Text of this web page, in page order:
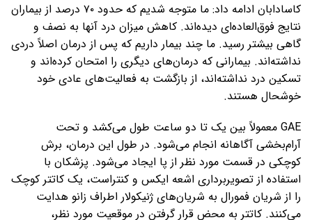
کاسادابان ادامه داد: ما متوجه شدیم که حدود ۷۰ درصد از بیماران
نتایج فوق‌العاده‌ای دیده‌اند. کاهش میزان درد آنها به نصف و
گاهی بیشتر رسید. ما چند بیمار داریم که پس از درمان اصلاً دردی
نداشته‌اند. بیمارانی که درمان‌های دیگری را امتحان کرده‌اند و
تسکین درد نداشته‌اند، از بازگشت به فعالیت‌های عادی خود
خوشحال هستند.
GAE معمولاً بین یک تا دو ساعت طول می‌کشد و تحت
آرام‌بخشی آگاهانه انجام می‌شود. در طول این درمان، برش
کوچکی در قسمت مورد نظر از پا ایجاد می‌شود. پزشکان با
استفاده از تصویربرداری اشعه ایکس و کنتراست، یک کاتتر کوچک
را از شریان فمورال به شریان‌های ژنیکولار اطراف زانو هدایت
می‌کنند. کاتتر به محض قرار گرفتن در موقعیت مورد نظر،